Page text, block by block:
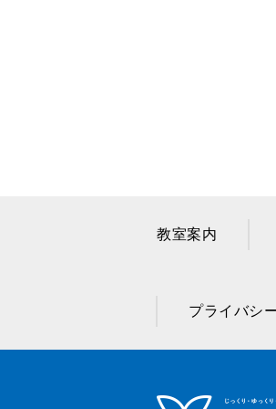
教室案内
プライバシ